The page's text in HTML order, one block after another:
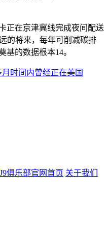
在京津冀线完成夜间配送
的将来，每年可削减碳排
基的数据根本14。
时间内曾经正在美国
俱乐部官网首页 关于我们